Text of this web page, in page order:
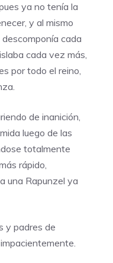
ya no tenía la
y al mismo
cada
cada vez más,
por todo el reino,
de inanición,
luego de las
totalmente
rápido,
una Rapunzel ya
y padres de